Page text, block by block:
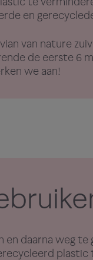
en
van nature
de eerste 6
we aan!
daarna weg
plastic